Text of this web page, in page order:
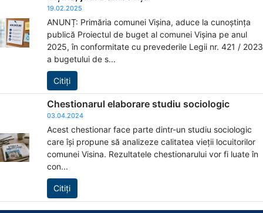
19.02.2025
ANUNȚ: Primăria comunei Vișina, aduce la cunoștința
publică Proiectul de buget al comunei Vișina pe anul
2025, în conformitate cu prevederile Legii nr. 421 / 2023
a bugetului de s...
Citiți
Chestionarul elaborare studiu sociologic
03.04.2024
Acest chestionar face parte dintr-un studiu sociologic
care își propune să analizeze calitatea vieții locuitorilor
comunei Visina. Rezultatele chestionarului vor fi luate în
con...
Citiți